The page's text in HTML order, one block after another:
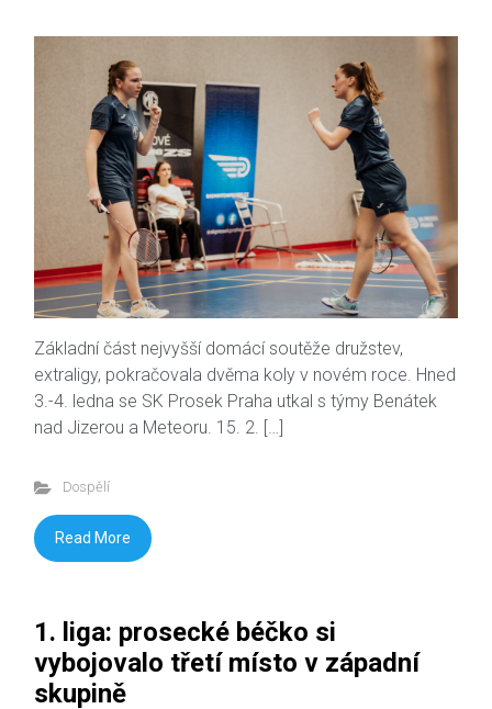
Základní část nejvyšší domácí soutěže družstev,
extraligy, pokračovala dvěma koly v novém roce. Hned
3.-4. ledna se SK Prosek Praha utkal s týmy Benátek
nad Jizerou a Meteoru. 15. 2. […]
Dospělí
Read More
1. liga: prosecké béčko si
vybojovalo třetí místo v západní
skupině